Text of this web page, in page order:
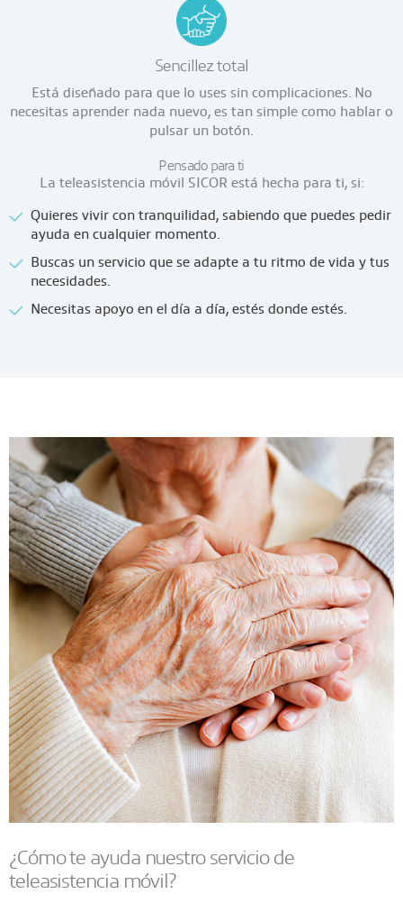
Sencillez total
Está diseñado para que lo uses sin complicaciones. No
necesitas aprender nada nuevo, es tan simple como hablar o
pulsar un botón.
Pensado para ti
La teleasistencia móvil SICOR está hecha para ti, si:
Quieres vivir con tranquilidad, sabiendo que puedes pedir
ayuda en cualquier momento.
Buscas un servicio que se adapte a tu ritmo de vida y tus
necesidades.
Necesitas apoyo en el día a día, estés donde estés.
¿Cómo te ayuda nuestro servicio de
teleasistencia móvil?